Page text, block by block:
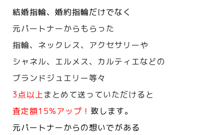
結婚指輪、婚約指輪だけでなく
元パートナーからもらった
指輪、ネックレス、アクセサリーや
シャネル、エルメス、カルティエなどの
ブランドジュエリー等々
3点以上まとめて送っていただけると
査定額15%アップ！ 致します。
元パートナーからの想いでがある